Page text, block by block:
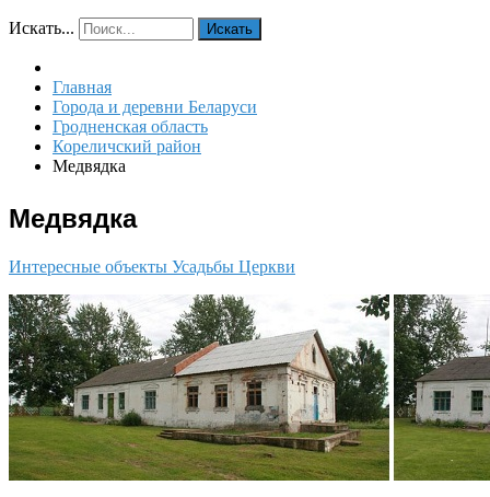
Искать... Искать
Главная
Города и деревни Беларуси
Гродненская область
Кореличский район
Медвядка
Медвядка
Интересные объекты Усадьбы Церкви